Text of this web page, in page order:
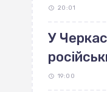
20:01
У
19:00